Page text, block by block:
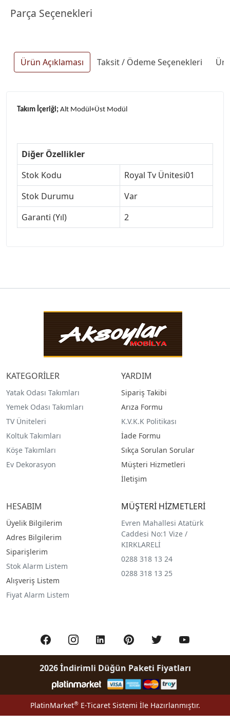
Parça Seçenekleri
Ürün Açıklaması Taksit / Ödeme Seçenekleri
Takım İçeriği; Alt Modül+Üst Modül
Diğer Özellikler
Stok Kodu
Royal Tv Ünitesi01
Stok Durumu
Var
Garanti (Yıl)
2
KATEGORİLER
Yatak Odası Takımları
Yemek Odası Takımları
TV Üniteleri
Koltuk Takımları
Köşe Takımları
Ev Dekorasyon
YARDIM
Sipariş Takibi
Arıza Formu
K.V.K.K Politikası
İade Formu
Sıkça Sorulan Sorular
Müşteri Hizmetleri
İletişim
HESABIM
Üyelik Bilgilerim
Adres Bilgilerim
Siparişlerim
Stok Alarm Listem
Alışveriş Listem
Fiyat Alarm Listem
MÜŞTERİ HİZMETLERİ
Evren Mahallesi Atatürk
Caddesi No:1 Vize /
KIRKLARELİ
0288 318 13 24
0288 318 13 25
2026 İndirimli Düğün Paketi Fiyatları
PlatinMarket®E-Ticaret Sistemi İle Hazırlanmıştır.